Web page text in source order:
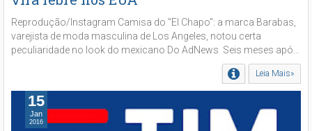
Reprodução/Instagram Camisa do "El Chapo": a marca Barabas,
varejista de moda masculina de Los Angeles, notou certa
peculiaridade no look do mexicano Do AdNews Seis meses apó...
Leia Mais»
15
Jan
2016